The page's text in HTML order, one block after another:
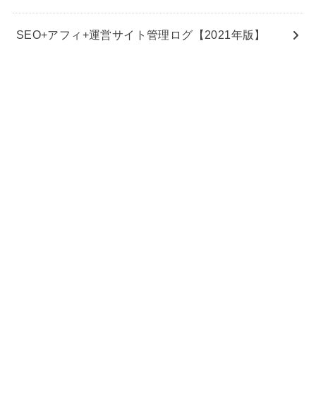
SEO+アフィ+運営サイト管理ログ【2021年版】